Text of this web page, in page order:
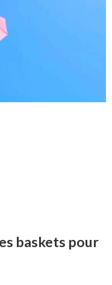
baskets pour